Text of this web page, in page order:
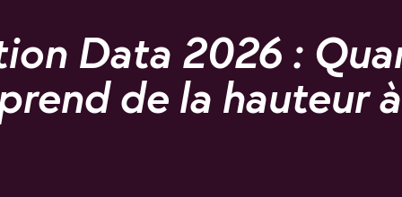
Data 2026 :
de la hauteur